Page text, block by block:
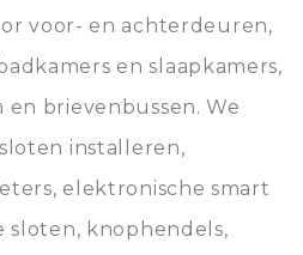
voor- en achterdeuren,
en slaapkamers,
en brievenbussen. We
installeren,
elektronische smart
sloten, knophendels,